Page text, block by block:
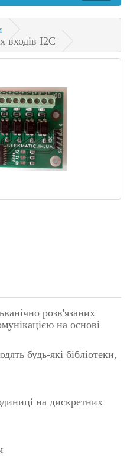
входів I2C
розв'язаних
на основі
будь-які бібліотеки,
на дискретних